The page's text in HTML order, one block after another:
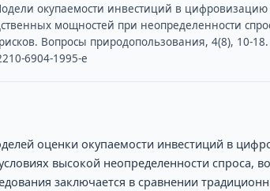
окупаемости инвестиций в цифровизацию
мощностей при неопределенности
Вопросы природопользования, 4(8), 10-18.
6904-1995-e
оценки окупаемости инвестиций в
высокой неопределенности спроса,
заключается в сравнении